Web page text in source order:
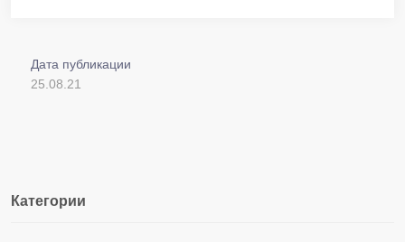
Дата публикации
25.08.21
Категории